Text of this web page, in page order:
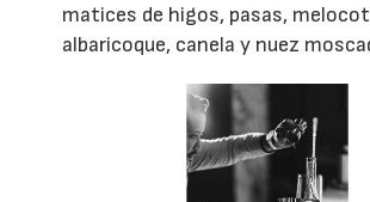
matices de higos, pasas,
albaricoque, canela y nuez